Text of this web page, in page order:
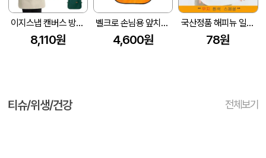
이지스냅 캔버스 방수 조끼 앞치마
8,110원
벨크로 손님용 앞치마 식당용 업소용
4,600원
국산정품 해피뉴 일회용 앞치마 무지 흰색 스페셜
78원
티슈/위생/건강 전체보기